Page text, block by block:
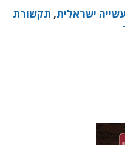
ישראלית, תקשורת